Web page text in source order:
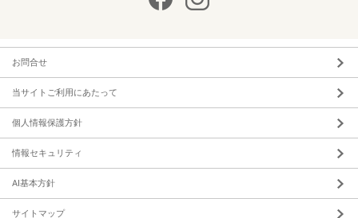
お問合せ
当サイトご利用にあたって
個人情報保護方針
情報セキュリティ
AI基本方針
サイトマップ